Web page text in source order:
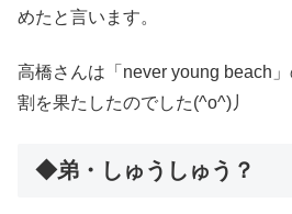
めたと言います。
高橋さんは「never young beach
割を果たしたのでした(^o^)丿
◆弟・しゅうしゅう？